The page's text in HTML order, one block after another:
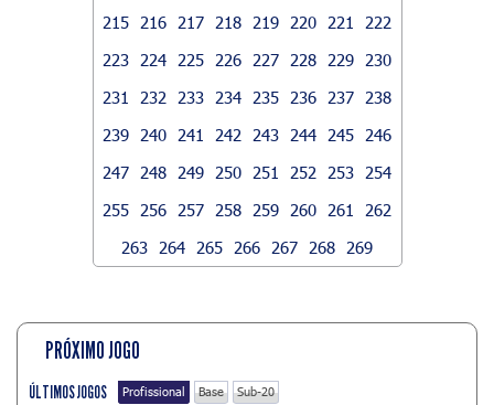
215
216 217 218 219 220 221
222
223
224 225 226 227 228 229
230
231
232 233 234 235 236 237
238
239
240 241 242 243 244 245
246
247
248 249 250 251 252 253
254
255
256 257 258 259 260 261
262
263
264 265 266 267 268 269
PRÓXIMO JOGO
ÚLTIMOS JOGOS Profissional Base Sub-20